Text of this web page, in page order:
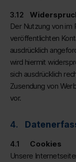
Der Nutzung von im
veröffentlichten
ausdrücklich
wird hiermit
sich ausdrücklich
Zusendung von
vor.
Cookies
Unsere